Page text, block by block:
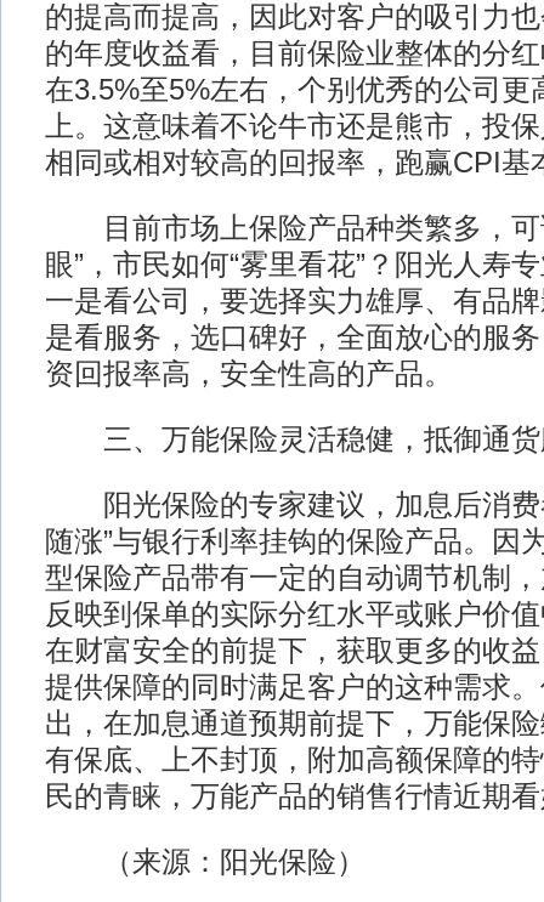
的提高而提高，因此对客户的吸引力
的年度收益看，目前保险业整体的分
在3.5%至5%左右，个别优秀的公司更
上。这意味着不论牛市还是熊市，投
相同或相对较高的回报率，跑赢CPI基
目前市场上保险产品种类繁多，可
眼”，市民如何“雾里看花”？阳光人寿
一是看公司，要选择实力雄厚、有品
是看服务，选口碑好，全面放心的服
资回报率高，安全性高的产品。
三、万能保险灵活稳健，抵御通货
阳光保险的专家建议，加息后消费
随涨”与银行利率挂钩的保险产品。因
型保险产品带有一定的自动调节机制
反映到保单的实际分红水平或账户价
在财富安全的前提下，获取更多的收
提供保障的同时满足客户的这种需求
出，在加息通道预期前提下，万能保
有保底、上不封顶，附加高额保障的
民的青睐，万能产品的销售行情近期
（来源：阳光保险）